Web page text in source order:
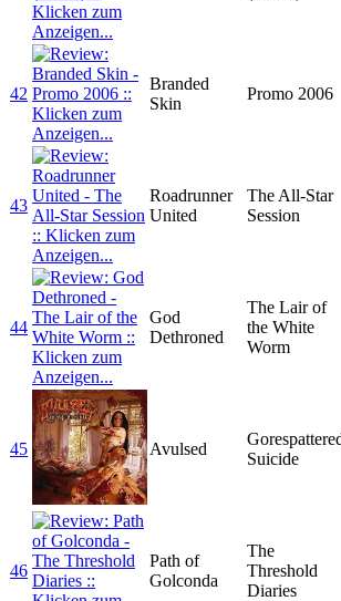
42
Branded
Skin
Promo 2006
43
Roadrunner
United
The All-Star
Session
44
God
Dethroned
The Lair of
the White
Worm
45 Avulsed
Suicide
46
Path of
Golconda
The
Threshold
Diaries